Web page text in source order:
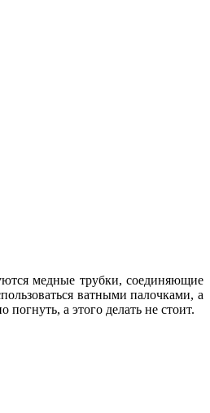
медные трубки, соединяющие
ватными палочками, а
а этого делать не стоит.